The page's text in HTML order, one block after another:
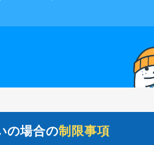
の場合の制限事項